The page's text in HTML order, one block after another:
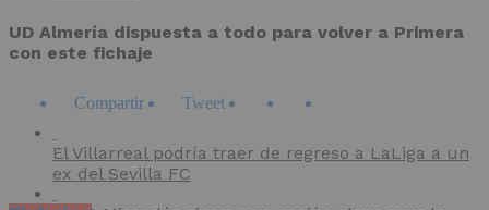
UD Almería dispuesta a todo para volver a Primera
con este fichaje
Compartir Tweet
El Villarreal podría traer de regreso a LaLiga a un
ex del Sevilla FC